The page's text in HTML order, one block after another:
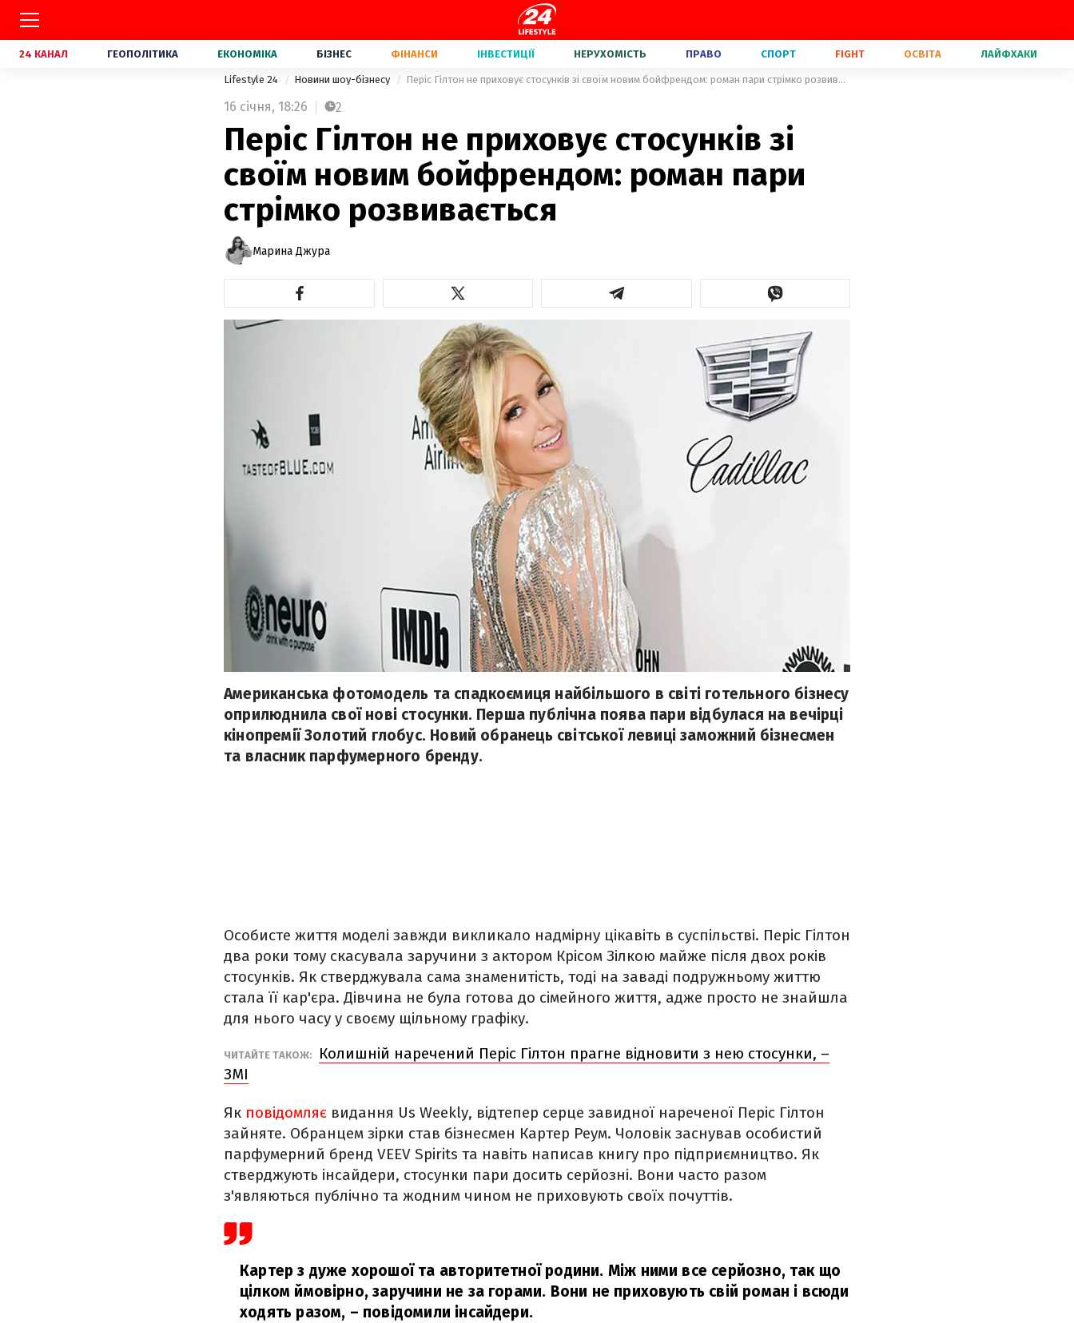
24 КАНАЛ ГЕОПОЛІТИКА ЕКОНОМІКА БІЗНЕС ФІНАНСИ ІНВЕСТИЦІЇ НЕРУХОМІСТЬ ПРАВО СПОРТ FIGHT ОСВІТА ЛАЙФХАКИ
Lifestyle 24 Новини шоу-бізнесу Періс Гілтон не приховує стосунків зі своїм новим бойфрендом: роман пари стрімко розвивається
16 січня, 18:26 2
Періс Гілтон не приховує стосунків зі
своїм новим бойфрендом: роман пари
стрімко розвивається
Марина Джура
Американська фотомодель та спадкоємиця найбільшого в світі готельного бізнесу
оприлюднила свої нові стосунки. Перша публічна поява пари відбулася на вечірці
кінопремії Золотий глобус. Новий обранець світської левиці заможний бізнесмен
та власник парфумерного бренду.
Особисте життя моделі завжди викликало надмірну цікавіть в суспільстві. Періс Гілтон
два роки тому скасувала заручини з актором Крісом Зілкою майже після двох років
стосунків. Як стверджувала сама знаменитість, тоді на заваді подружньому життю
стала її кар'єра. Дівчина не була готова до сімейного життя, адже просто не знайшла
для нього часу у своєму щільному графіку.
ЧИТАЙТЕ ТАКОЖ:
Колишній наречений Періс Гілтон прагне відновити з нею стосунки, –
ЗМІ
Як повідомляє видання Us Weekly, відтепер серце завидної нареченої Періс Гілтон
зайняте. Обранцем зірки став бізнесмен Картер Реум. Чоловік заснував особистий
парфумерний бренд VEEV Spirits та навіть написав книгу про підприємництво. Як
стверджують інсайдери, стосунки пари досить серйозні. Вони часто разом
з'являються публічно та жодним чином не приховують своїх почуттів.
Картер з дуже хорошої та авторитетної родини. Між ними все серйозно, так що
цілком ймовірно, заручини не за горами. Вони не приховують свій роман і всюди
ходять разом, – повідомили інсайдери.